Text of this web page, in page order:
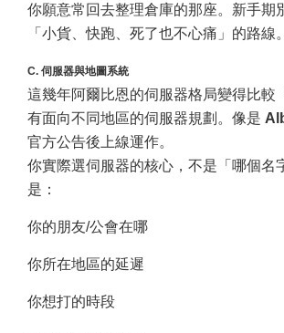
你願意常回去整理倉庫的那座。新手期
「小貨、快跑、死了也不心痛」的路線。
C. 伺服器與地圖系統
這幾年阿爾比恩的伺服器格局變得比較
有面向不同地區的伺服器規劃。像是
官方公告後上線運作。
你實際選伺服器的核心，不是「哪個名
是：
你的朋友/公會在哪
你所在地區的延遲
你想打的時段